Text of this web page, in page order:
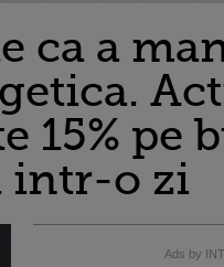
ca a
15% pe
intr-o zi
Ads by